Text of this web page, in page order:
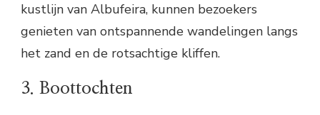
kustlijn van Albufeira, kunnen bezoekers
genieten van ontspannende wandelingen langs
het zand en de rotsachtige kliffen.
3. Boottochten